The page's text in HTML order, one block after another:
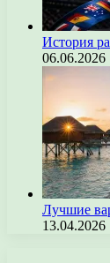
История
06.06.2026
Лучшие
13.04.2026